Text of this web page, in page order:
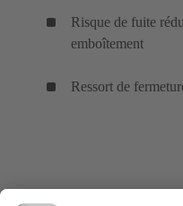
Risque de fuite
emboîtement
Ressort de